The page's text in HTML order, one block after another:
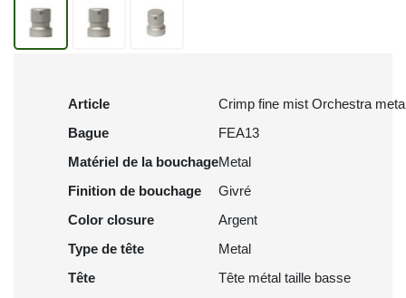
Article
Crimp fine mist Orchestra
Bague
FEA13
Matériel de la bouchageMetal
Finition de bouchage
Givré
Color closure
Argent
Type de tête
Metal
Tête
Tête métal taille basse